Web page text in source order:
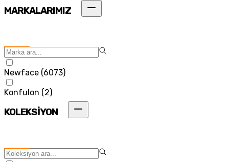
MARKALARIMIZ
Newface (6073)
Konfulon (2)
KOLEKSİYON